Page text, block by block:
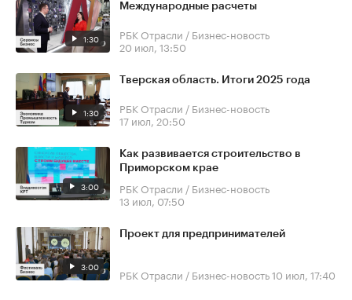
1:30
Международные расчеты
РБК Отрасли / Бизнес-новость
20 июл, 13:50
1:30
Тверская область. Итоги 2025 года
РБК Отрасли / Бизнес-новость
17 июл, 20:50
3:00
Как развивается строительство в
Приморском крае
РБК Отрасли / Бизнес-новость
13 июл, 07:50
3:00
Проект для предпринимателей
РБК Отрасли / Бизнес-новость10 июл, 17:40